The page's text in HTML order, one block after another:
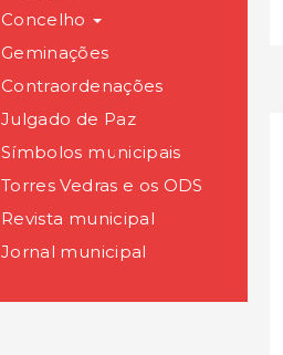
Concelho
Geminações
Contraordenações
Julgado de Paz
Símbolos municipais
Torres Vedras e os ODS
Revista municipal
Jornal municipal